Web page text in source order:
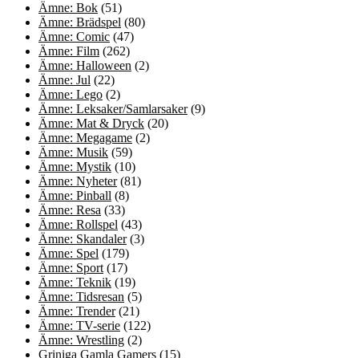
Ämne: Bok (51)
Ämne: Brädspel (80)
Ämne: Comic (47)
Ämne: Film (262)
Ämne: Halloween (2)
Ämne: Jul (22)
Ämne: Lego (2)
Ämne: Leksaker/Samlarsaker(9)
Ämne: Mat & Dryck (20)
Ämne: Megagame (2)
Ämne: Musik (59)
Ämne: Mystik (10)
Ämne: Nyheter(81)
Ämne: Pinball (8)
Ämne: Resa (33)
Ämne: Rollspel (43)
Ämne: Skandaler(3)
Ämne: Spel (179)
Ämne: Sport (17)
Ämne: Teknik (19)
Ämne: Tidsresan (5)
Ämne: Trender(21)
Ämne: TV-serie (122)
Ämne: Wrestling (2)
Griniga Gamla Gamers (15)